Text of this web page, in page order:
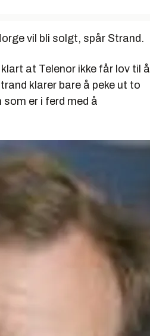
vil bli solgt, spår Strand.
at Telenor ikke får lov til å
klarer bare å peke ut to
er i ferd med å